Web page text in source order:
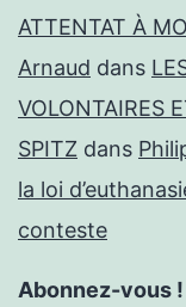
ATTENTAT À
Arnaud dans
VOLONTAIRES
SPITZ dans
la loi
conteste
Abonnez-vous !